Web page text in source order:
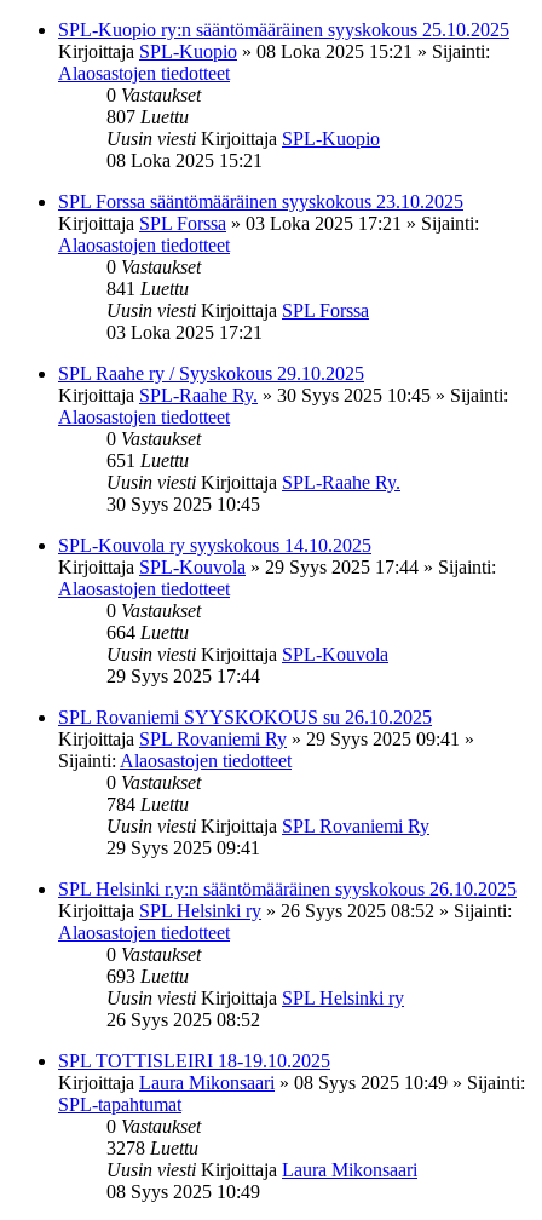
SPL-Kuopio ry:n sääntömääräinen syyskokous 25.10.2025
Kirjoittaja SPL-Kuopio » 08 Loka 2025 15:21 » Sijainti:
Alaosastojen tiedotteet
0 Vastaukset
807 Luettu
Uusin viesti Kirjoittaja SPL-Kuopio
08 Loka 2025 15:21
SPL Forssa sääntömääräinen syyskokous 23.10.2025
Kirjoittaja SPL Forssa » 03 Loka 2025 17:21 » Sijainti:
Alaosastojen tiedotteet
0 Vastaukset
841 Luettu
Uusin viesti Kirjoittaja SPL Forssa
03 Loka 2025 17:21
SPL Raahe ry / Syyskokous 29.10.2025
Kirjoittaja SPL-Raahe Ry. » 30 Syys 2025 10:45 » Sijainti:
Alaosastojen tiedotteet
0 Vastaukset
651 Luettu
Uusin viesti Kirjoittaja SPL-Raahe Ry.
30 Syys 2025 10:45
SPL-Kouvola ry syyskokous 14.10.2025
Kirjoittaja SPL-Kouvola » 29 Syys 2025 17:44 » Sijainti:
Alaosastojen tiedotteet
0 Vastaukset
664 Luettu
Uusin viesti Kirjoittaja SPL-Kouvola
29 Syys 2025 17:44
SPL Rovaniemi SYYSKOKOUS su 26.10.2025
Kirjoittaja SPL Rovaniemi Ry » 29 Syys 2025 09:41 »
Sijainti: Alaosastojen tiedotteet
0 Vastaukset
784 Luettu
Uusin viesti Kirjoittaja SPL Rovaniemi Ry
29 Syys 2025 09:41
SPL Helsinki r.y:n sääntömääräinen syyskokous 26.10.2025
Kirjoittaja SPL Helsinki ry » 26 Syys 2025 08:52 » Sijainti:
Alaosastojen tiedotteet
0 Vastaukset
693 Luettu
Uusin viesti Kirjoittaja SPL Helsinki ry
26 Syys 2025 08:52
SPL TOTTISLEIRI 18-19.10.2025
Kirjoittaja Laura Mikonsaari » 08 Syys 2025 10:49 » Sijainti:
SPL-tapahtumat
0 Vastaukset
3278 Luettu
Uusin viesti Kirjoittaja Laura Mikonsaari
08 Syys 2025 10:49